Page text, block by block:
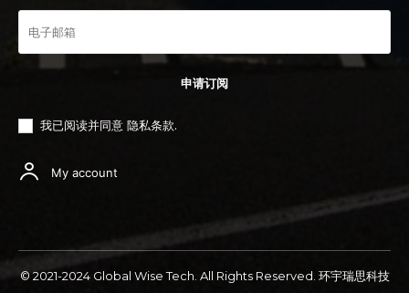
申请订阅
我已阅读并同意 隐私条款.
My account
© 2021-2024 Global Wise Tech. All Rights Reserved. 环宇瑞思科技